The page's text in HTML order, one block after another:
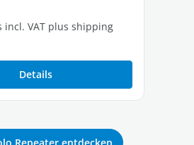
incl. VAT plus shipping
Details